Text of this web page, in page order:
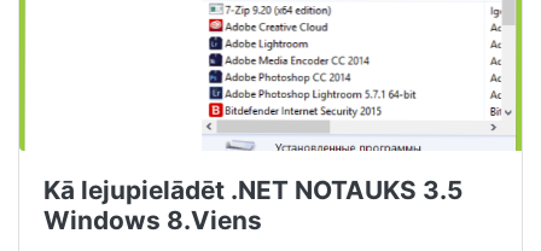
Kā lejupielādēt .NET NOTAUKS 3.5
Windows 8.Viens